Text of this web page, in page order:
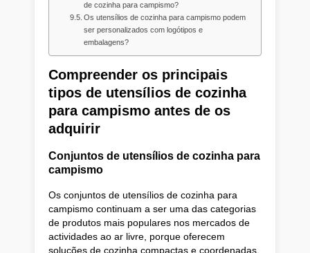
de cozinha para campismo?
Os utensílios de cozinha para campismo podem
ser personalizados com logótipos e
embalagens?
Compreender os principais
tipos de utensílios de cozinha
para campismo antes de os
adquirir
Conjuntos de utensílios de cozinha para
campismo
Os conjuntos de utensílios de cozinha para
campismo continuam a ser uma das categorias
de produtos mais populares nos mercados de
actividades ao ar livre, porque oferecem
soluções de cozinha compactas e coordenadas.